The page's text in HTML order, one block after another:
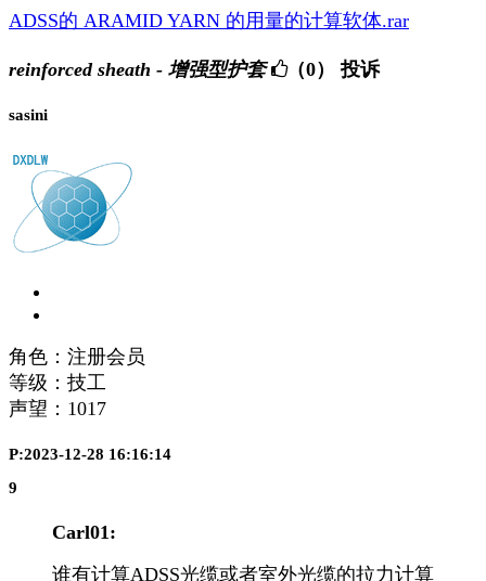
ADSS的 ARAMID YARN 的用量的计算软体.rar
reinforced sheath - 增强型护套 （0） 投诉
sasini
角色：注册会员
等级：技工
声望： 1017
P:2023-12-28 16:16:14
9
Carl01:
谁有计算ADSS光缆或者室外光缆的拉力计算